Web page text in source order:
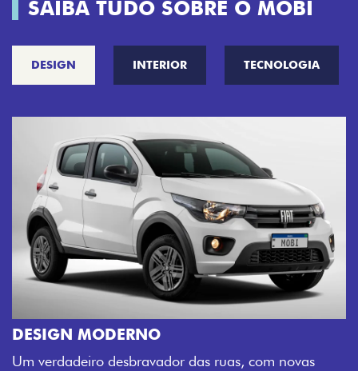
SAIBA TUDO SOBRE O MOBI
DESIGN INTERIOR TECNOLOGIA
CINCO OPÇÕES DE CORES
O Fiat Mobi tem sempre uma opção de cor que é a
sua cara. Escolha entre o Preto Vulcano, Vermelho
Montecarlo, Branco Banchisa, Prata Bari e Cinza